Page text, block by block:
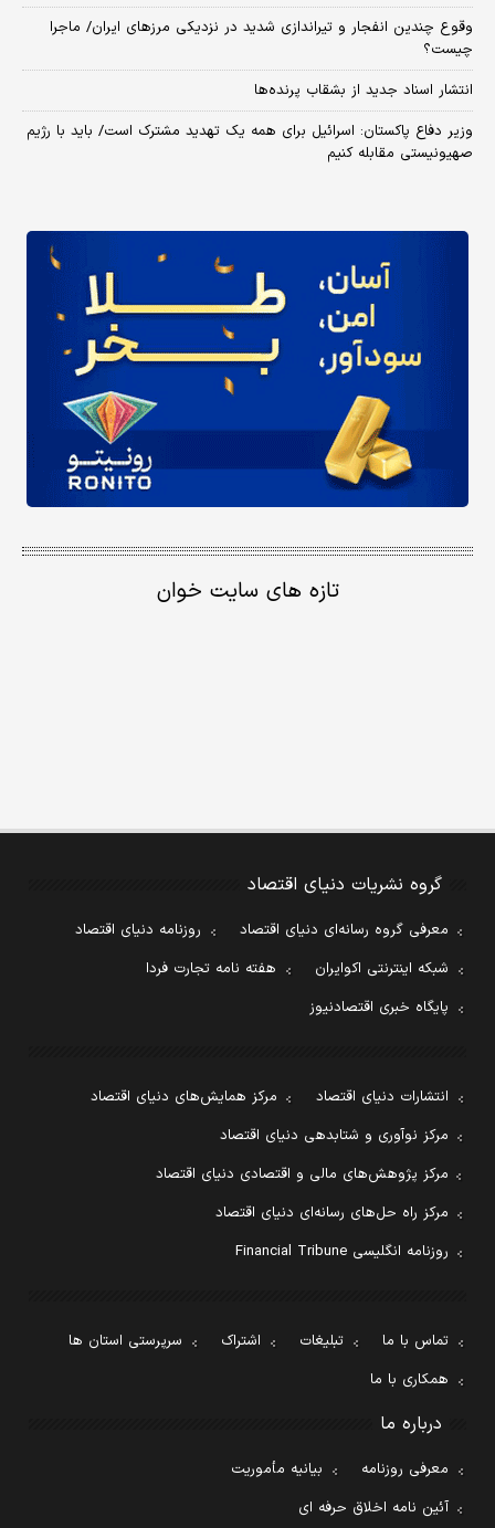
وقوع چندین انفجار و تیراندازی شدید در نزدیکی مرز‌های ایران/ ماجرا
چیست؟
انتشار اسناد جدید از بشقاب پرنده‌ها
وزیر دفاع پاکستان: اسرائیل برای همه یک تهدید مشترک است/ باید با رژیم
صهیونیستی مقابله کنیم
تازه های سایت خوان
گروه نشریات دنیای اقتصاد
معرفی گروه رسانه‌ای دنیای اقتصاد
روزنامه دنیای اقتصاد
شبکه اینترنتی اکوایران
هفته نامه تجارت فردا
پایگاه خبری اقتصادنیوز
انتشارات دنیای اقتصاد
مرکز همایش‌های دنیای اقتصاد
مرکز نوآوری و شتابدهی دنیای اقتصاد
مرکز پژوهش‌های مالی و اقتصادی دنیای اقتصاد
مرکز راه حل‌های رسانه‌ای دنیای اقتصاد
روزنامه انگلیسی Financial Tribune
تماس با ما تبلیغات اشتراک
سرپرستی استان ها
همکاری با ما
درباره ما
معرفی روزنامه
بیانیه مأموریت
آئین نامه اخلاق حرفه ای